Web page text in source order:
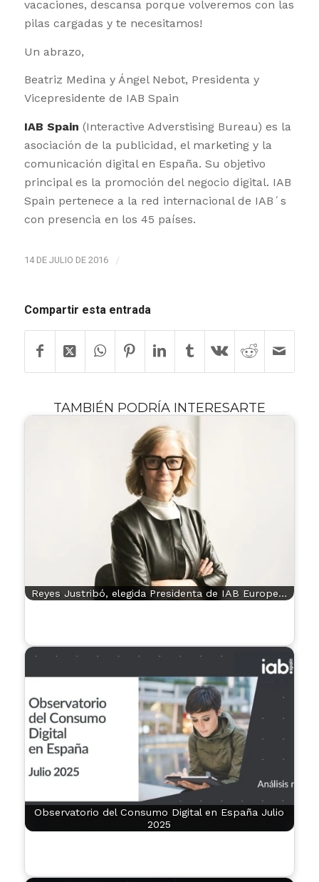
vacaciones, descansa porque volveremos con las
pilas cargadas y te necesitamos!
Un abrazo,
Beatriz Medina y Ángel Nebot, Presidenta y
Vicepresidente de IAB Spain
IAB Spain (Interactive Adverstising Bureau) es la
asociación de la publicidad, el marketing y la
comunicación digital en España. Su objetivo
principal es la promoción del negocio digital. IAB
Spain pertenece a la red internacional de IAB´s
con presencia en los 45 países.
14 DE JULIO DE 2016 /
Compartir esta entrada
TAMBIÉN PODRÍA INTERESARTE
Reyes Justribó, elegida Presidenta de IAB Europe…
Observatorio del Consumo Digital en España Julio
2025